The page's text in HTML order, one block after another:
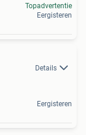
Topadvertentie
Eergisteren
Details
Eergisteren